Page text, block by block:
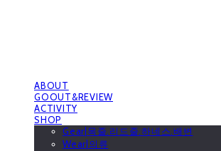
ABOUT
GOOUT&REVIEW
ACTIVITY
SHOP
Gear|목줄.리드줄.하네스.배변
Wear|의류